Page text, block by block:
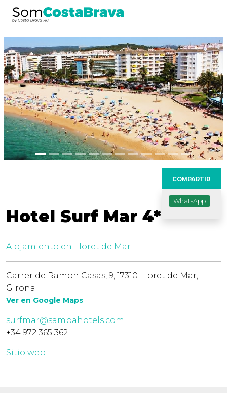
Anterior
Hotel Surf Mar 4*
Alojamiento en Lloret de Mar
Carrer de Ramon Casas, 9, 17310 Lloret de Mar,
Girona
Ver en Google Maps
surfmar@sambahotels.com
+34 972 365 362
Sitio web
COMPARTIR
WhatsApp